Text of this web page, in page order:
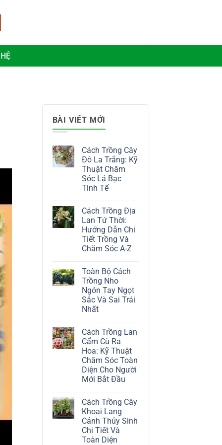
BÀI VIẾT MỚI
Cách Trồng Cây
Đô La Trắng: Kỹ
Thuật Chăm
Sóc Lá Bạc
Tinh Tế
bình
luận
ở
Cách
Trồng
Cây
Đô
Kỹ
Thuật
Chăm
Sóc
Lá
Bạc
Tinh
Cách Trồng Địa
Lan Tứ Thời:
Hướng Dẫn Chi
Tiết Trồng Và
Chăm Sóc A-Z
bình
luận
Cách
Trồng
Địa
Lan
Hướng
Dẫn
Chi
Tiết
Trồng
Và
Chăm
Sóc
A-
Toàn Bộ Cách
Trồng Nho
Ngón Tay Ngọt
Sắc Và Sai Trái
Nhất
bình
luận
ở
Toàn
Bộ
Cách
Trồng
Nho
Ngón
Sắc
Và
Sai
Trái
Nhất
Cách Trồng Lan
Cẩm Cù Ra
Hoa: Kỹ Thuật
Chăm Sóc Toàn
Diện Cho Người
Mới Bắt Đầu
bình
luận
ở
Cách
Trồng
Lan
Cẩm
Cách Trồng Cây
Khoai Lang
Cảnh Thủy Sinh
Chi Tiết Và
Toàn Diện